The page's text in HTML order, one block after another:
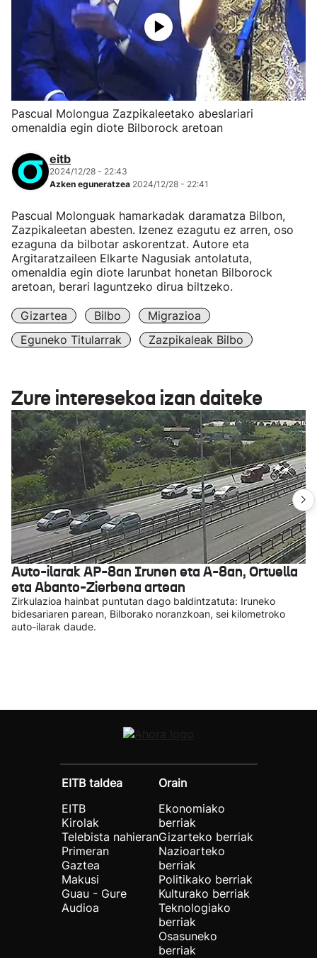
Pascual Molongua Zazpikaleetako abeslariari
omenaldia egin diote Bilborock aretoan
eitb
2024/12/28 - 22:43
Azken eguneratzea 2024/12/28 - 22:41
Pascual Molonguak hamarkadak daramatza Bilbon,
Zazpikaleetan abesten. Izenez ezagutu ez arren, oso
ezaguna da bilbotar askorentzat. Autore eta
Argitaratzaileen Elkarte Nagusiak antolatuta,
omenaldia egin diote larunbat honetan Bilborock
aretoan, berari laguntzeko dirua biltzeko.
Gizartea Bilbo
Migrazioa
Eguneko Titularrak
Zazpikaleak Bilbo
Zure interesekoa izan daiteke
Auto-ilarak AP-8an Irunen eta A-8an, Ortuella
eta Abanto-Zierbena artean
Zirkulazioa hainbat puntutan dago baldintzatuta: Iruneko
bidesariaren parean, Bilborako noranzkoan, sei kilometroko
auto-ilarak daude.
EITB taldea
EITB
Kirolak
Telebista nahieran
Primeran
Gaztea
Makusi
Guau - Gure
Audioa
Orain
Ekonomiako
berriak
Gizarteko berriak
Nazioarteko
berriak
Politikako berriak
Kulturako berriak
Teknologiako
berriak
Osasuneko
berriak